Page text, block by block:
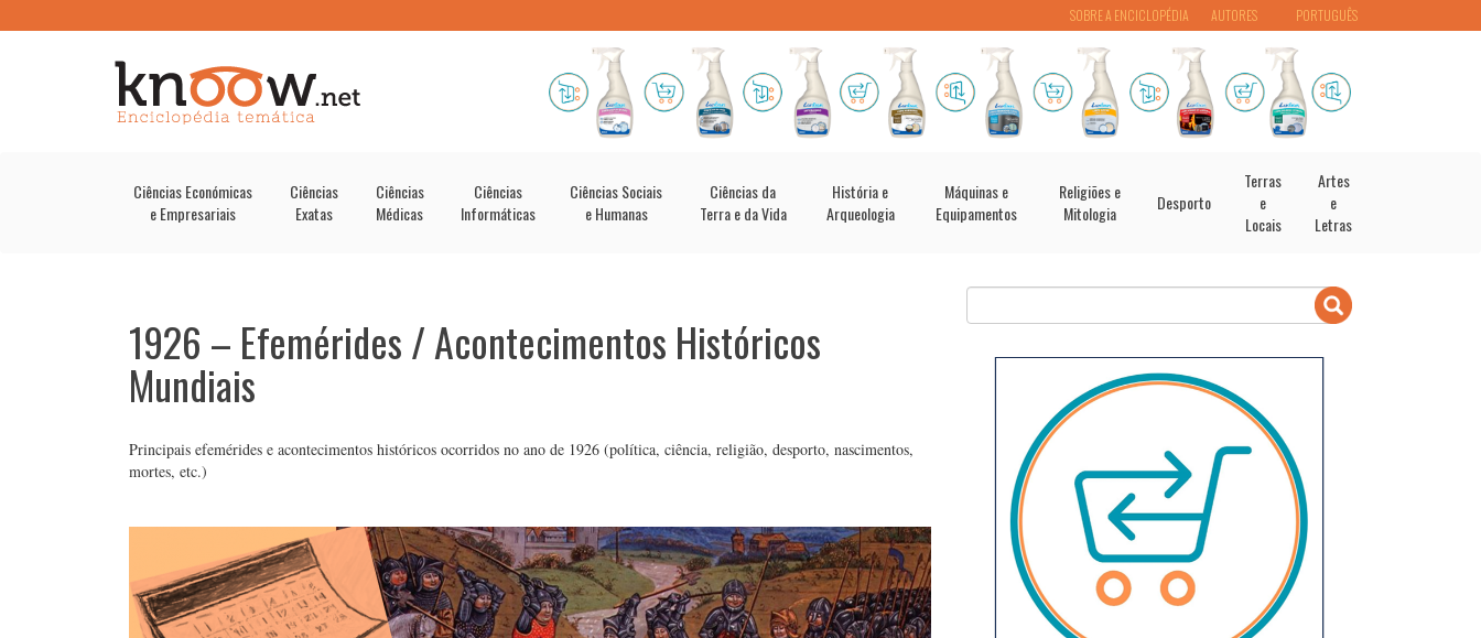
PORTUGUÊS
SOBRE A ENCICLOPÉDIA AUTORES
Ciências Económicas
e Empresariais
Ciências
Exatas
Ciências
Médicas
Ciências
Informáticas
Ciências Sociais
e Humanas
Ciências da
Terra e da Vida
História e
Arqueologia
Máquinas e
Equipamentos
Religiões e
Mitologia
Desporto
Terras
e
Locais
Artes
e
Letras
1926 – Efemérides / Acontecimentos Históricos
Mundiais
Principais efemérides e acontecimentos históricos ocorridos no ano de 1926 (política, ciência, religião, desporto, nascimentos,
mortes, etc.)